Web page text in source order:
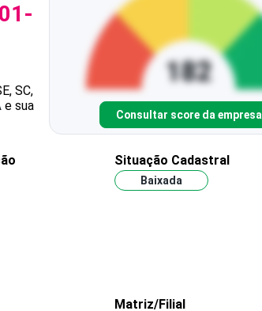
SC,
e sua
Consultar score da empresa
Situação Cadastral
Baixada
Matriz/Filial